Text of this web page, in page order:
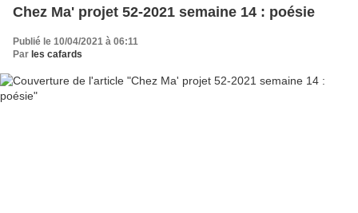
Chez Ma' projet 52-2021 semaine 14 : poésie
Publié le 10/04/2021 à 06:11
Par les cafards